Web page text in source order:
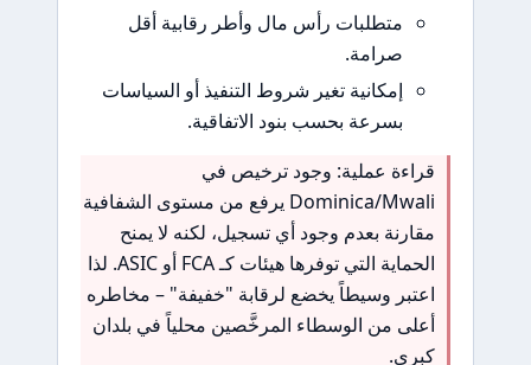
متطلبات رأس مال وأطر رقابية أقل
صرامة.
إمكانية تغير شروط التنفيذ أو السياسات
بسرعة بحسب بنود الاتفاقية.
قراءة عملية: وجود ترخيص في
Dominica/Mwali يرفع من مستوى الشفافية
مقارنة بعدم وجود أي تسجيل، لكنه لا يمنح
الحماية التي توفرها هيئات كـ FCA أو ASIC. لذا
اعتبر وسيطاً يخضع لرقابة "خفيفة" – مخاطره
أعلى من الوسطاء المرخَّصين محلياً في بلدان
كبرى.